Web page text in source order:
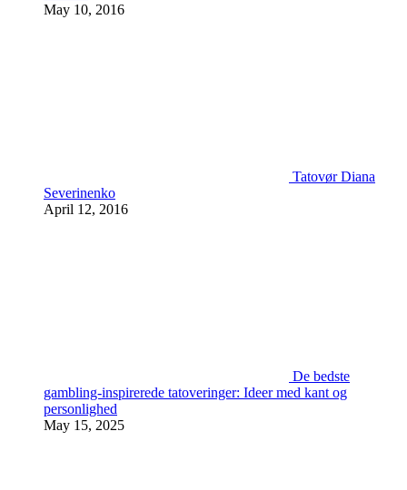
May 10, 2016
Tatovør Diana
Severinenko
April 12, 2016
De bedste
gambling-inspirerede tatoveringer: Ideer med kant og
personlighed
May 15, 2025